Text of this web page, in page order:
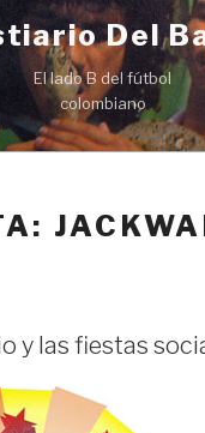
Del
El lado B del fútbol
colombiano
y las fiestas